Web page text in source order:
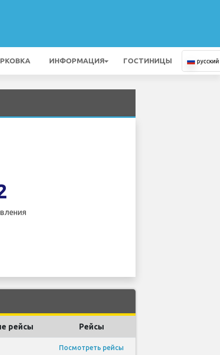
ИНФОРМАЦИЯ ГОСТИНИЦЫ русский
рейсы Рейсы
Посмотреть рейсы